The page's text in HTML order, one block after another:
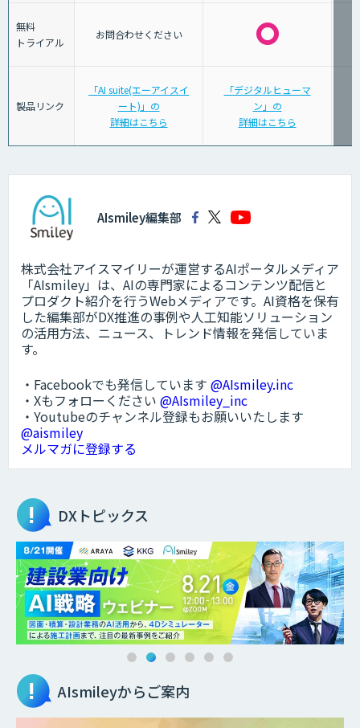
無料
トライアル
お問合わせください
製品リンク
「AI suite(エーアイスイ
ート)」の
詳細はこちら
「デジタルヒューマ
ン」の
詳細はこちら
AIsmiley編集部
株式会社アイスマイリーが運営するAIポータルメディア
「AIsmiley」は、AIの専門家によるコンテンツ配信と
プロダクト紹介を行うWebメディアです。AI資格を保有
した編集部がDX推進の事例や人工知能ソリューション
の活用方法、ニュース、トレンド情報を発信していま
す。
・Facebookでも発信しています @AIsmiley.inc
・Xもフォローください @AIsmiley_inc
・Youtubeのチャンネル登録もお願いいたします
@aismiley
メルマガに登録する
DXトピックス
AIsmileyからご案内